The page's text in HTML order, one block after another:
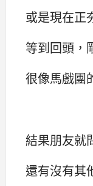
或是現在正
等到回頭，
很像馬戲團
結果朋友就
還有沒有其